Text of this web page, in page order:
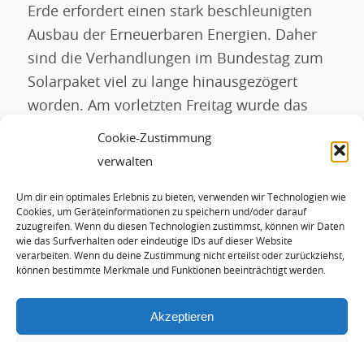
Cookie-Zustimmung
verwalten
Um dir ein optimales Erlebnis zu bieten, verwenden wir Technologien wie
Cookies, um Geräteinformationen zu speichern und/oder darauf
zuzugreifen. Wenn du diesen Technologien zustimmst, können wir Daten
wie das Surfverhalten oder eindeutige IDs auf dieser Website
verarbeiten. Wenn du deine Zustimmung nicht erteilst oder zurückziehst,
können bestimmte Merkmale und Funktionen beeinträchtigt werden.
Akzeptieren
Erde erfordert einen stark beschleunigten
Ausbau der Erneuerbaren Energien. Daher
sind die Verhandlungen im Bundestag zum
Solarpaket viel zu lange hinausgezögert
worden. Am vorletzten Freitag wurde das
Solarpaket sowohl im Bundestag als auch im
Bundesrat endlich verabschiedet. Es bringt
Ausbau der Solarenergie und beschleunigt
auch die […]